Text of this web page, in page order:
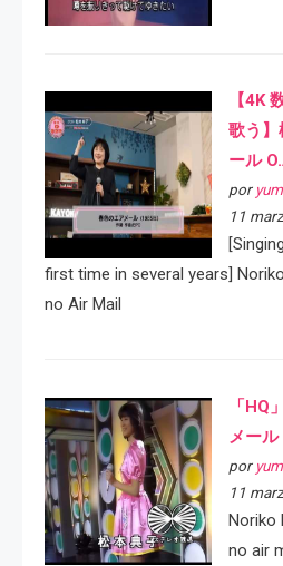
【4K
歌う】
ール
por
11
first time in several years]
no Air Mail
「HQ
メー
por
11
Noriko
no air